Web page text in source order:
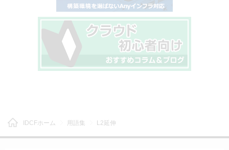
IDCFホーム 用語集 L2延伸